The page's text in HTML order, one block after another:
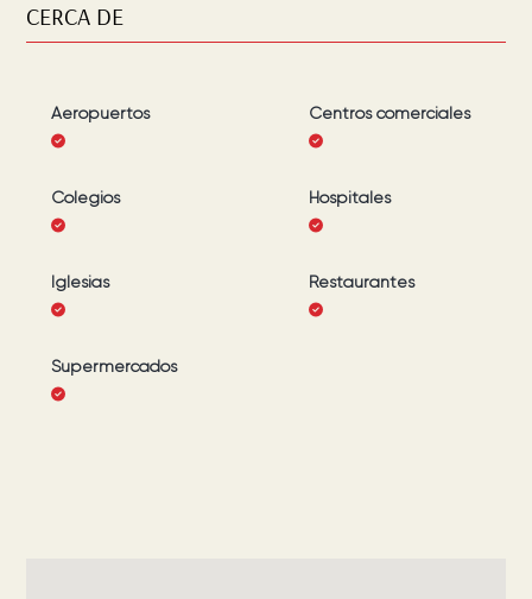
CERCA DE
Aeropuertos Centros comerciales
Colegios Hospitales
Iglesias Restaurantes
Supermercados